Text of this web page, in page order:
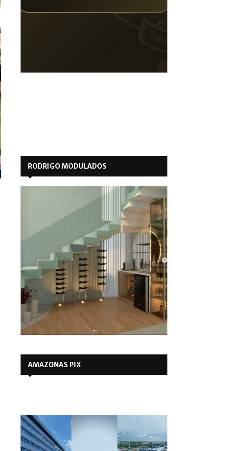
RODRIGO MODULADOS
AMAZONAS PIX